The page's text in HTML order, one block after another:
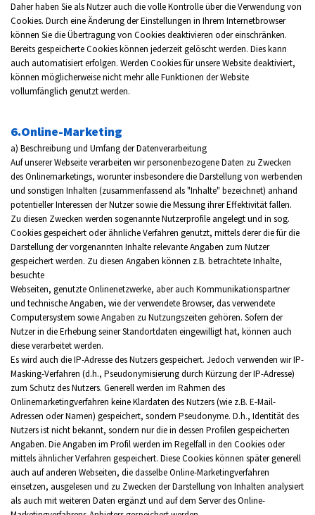
Daher haben Sie als Nutzer auch die volle Kontrolle über die Verwendung von
Cookies. Durch eine Änderung der Einstellungen in Ihrem Internetbrowser
können Sie die Übertragung von Cookies deaktivieren oder einschränken.
Bereits gespeicherte Cookies können jederzeit gelöscht werden. Dies kann
auch automatisiert erfolgen. Werden Cookies für unsere Website deaktiviert,
können möglicherweise nicht mehr alle Funktionen der Website
vollumfänglich genutzt werden.
6.Online-Marketing
a) Beschreibung und Umfang der Datenverarbeitung
Auf unserer Webseite verarbeiten wir personenbezogene Daten zu Zwecken
des Onlinemarketings, worunter insbesondere die Darstellung von werbenden
und sonstigen Inhalten (zusammenfassend als "Inhalte" bezeichnet) anhand
potentieller Interessen der Nutzer sowie die Messung ihrer Effektivität fallen.
Zu diesen Zwecken werden sogenannte Nutzerprofile angelegt und in sog.
Cookies gespeichert oder ähnliche Verfahren genutzt, mittels derer die für die
Darstellung der vorgenannten Inhalte relevante Angaben zum Nutzer
gespeichert werden. Zu diesen Angaben können z.B. betrachtete Inhalte,
besuchte
Webseiten, genutzte Onlinenetzwerke, aber auch Kommunikationspartner
und technische Angaben, wie der verwendete Browser, das verwendete
Computersystem sowie Angaben zu Nutzungszeiten gehören. Sofern der
Nutzer in die Erhebung seiner Standortdaten eingewilligt hat, können auch
diese verarbeitet werden.
Es wird auch die IP-Adresse des Nutzers gespeichert. Jedoch verwenden wir IP-
Masking-Verfahren (d.h., Pseudonymisierung durch Kürzung der IP-Adresse)
zum Schutz des Nutzers. Generell werden im Rahmen des
Onlinemarketingverfahren keine Klardaten des Nutzers (wie z.B. E-Mail-
Adressen oder Namen) gespeichert, sondern Pseudonyme. D.h., Identität des
Nutzers ist nicht bekannt, sondern nur die in dessen Profilen gespeicherten
Angaben. Die Angaben im Profil werden im Regelfall in den Cookies oder
mittels ähnlicher Verfahren gespeichert. Diese Cookies können später generell
auch auf anderen Webseiten, die dasselbe Online-Marketingverfahren
einsetzen, ausgelesen und zu Zwecken der Darstellung von Inhalten analysiert
als auch mit weiteren Daten ergänzt und auf dem Server des Online-